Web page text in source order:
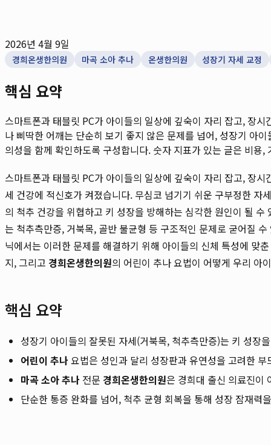
2026년 4월 9일
경희온생한의원 마곡 소아 추나 온생한의원 성장기 자세 교정
핵심 요약
스마트폰과 태블릿 PC가 아이들의 일상에 깊숙이 자리 잡고, 장
나 삐딱한 어깨는 단순히 보기 좋지 않은 문제를 넘어, 성장기 아
의성을 함께 확인하도록 구성합니다. 숫자 지표가 있는 글은 비용
스마트폰과 태블릿 PC가 아이들의 일상에 깊숙이 자리 잡고, 장
세 건강에 적신호가 켜졌습니다. 무심코 넘기기 쉬운 구부정한
의 척추 건강을 위협하고 키 성장을 방해하는 심각한 원인이 될
는 척추측만증, 거북목, 골반 불균형 등 구조적인 문제로 굳어질
닉에서는 이러한 문제를 해결하기 위해 아이들의 신체 특성에 맞
지, 그리고 경희온생한의원의 어린이 추나 요법이 어떻게 우리 아
핵심 요약
성장기 아이들의 잘못된 자세(거북목, 척추측만증)는 키 성장
어린이 추나 요법은 성인과 달리 성장판과 유연성을 고려한
마곡 소아 추나 전문 경희온생한의원은 경희대 출신 의료진이
단순한 통증 완화를 넘어, 척추 균형 회복을 통해 성장 잠재력